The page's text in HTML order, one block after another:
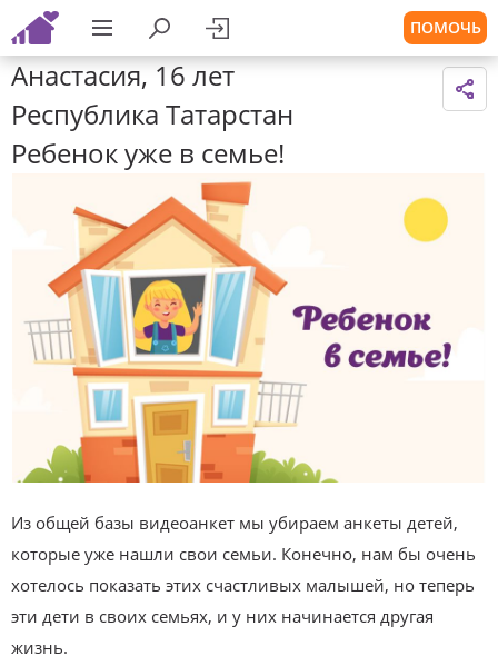
ПОМОЧЬ
Анастасия, 16 лет
Республика Татарстан
Ребенок уже в семье!
Из общей базы видеоанкет мы убираем анкеты детей,
которые уже нашли свои семьи. Конечно, нам бы очень
хотелось показать этих счастливых малышей, но теперь
эти дети в своих семьях, и у них начинается другая
жизнь.